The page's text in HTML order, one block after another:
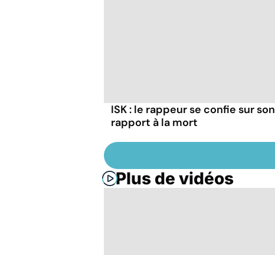
ISK : le rappeur se confie sur son
rapport à la mort
Plus de vidéos